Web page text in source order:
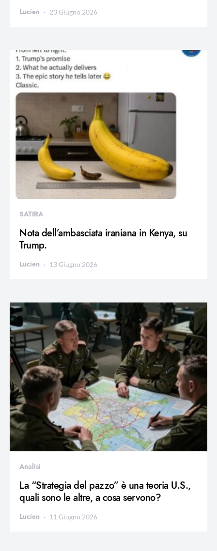
Lucien 23 Giugno 2026
SATIRA
Nota dell’ambasciata iraniana in Kenya, su
Trump.
Lucien 13 Giugno 2026
Analisi
La “Strategia del pazzo” è una teoria U.S.,
quali sono le altre, a cosa servono?
Lucien 11 Giugno 2026